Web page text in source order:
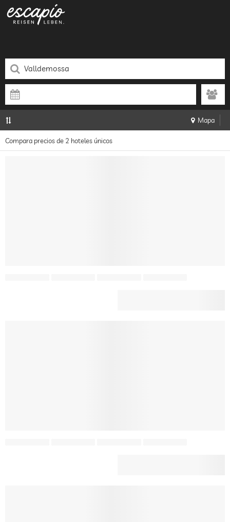
Mapa
Compara precios de 2 hoteles únicos